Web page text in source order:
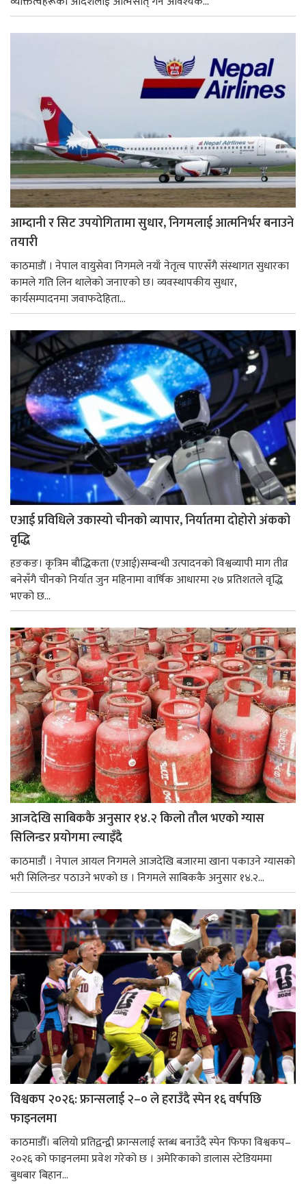
आम्दानी र सिट उपयोगितामा सुधार, निगमलाई आत्मनिर्भर बनाउने
तयारी
काठमाडाैं । नेपाल वायुसेवा निगमले नयाँ नेतृत्व पाएसँगै संस्थागत सुधारका
कामले गति लिन थालेको जनाएको छ। व्यवस्थापकीय सुधार,
कार्यसम्पादनमा जवाफदेहिता...
एआई प्रविधिले उकास्यो चीनको व्यापार, निर्यातमा दोहोरो अंकको
वृद्धि
हङकङ। कृत्रिम बौद्धिकता (एआई)सम्बन्धी उत्पादनको विश्वव्यापी माग तीव्र
बनेसँगै चीनको निर्यात जुन महिनामा वार्षिक आधारमा २७ प्रतिशतले वृद्धि
भएको छ...
आजदेखि साबिककै अनुसार १४.२ किलो तौल भएको ग्यास
सिलिन्डर प्रयोगमा ल्याइँदै
काठमाडौं । नेपाल आयल निगमले आजदेखि बजारमा खाना पकाउने ग्यासको
भरी सिलिन्डर पठाउने भएको छ । निगमले साबिककै अनुसार १४.२...
विश्वकप २०२६: फ्रान्सलाई २–० ले हराउँदै स्पेन १६ वर्षपछि
फाइनलमा
काठमाडौँ। बलियो प्रतिद्वन्द्वी फ्रान्सलाई स्तब्ध बनाउँदै स्पेन फिफा विश्वकप–
२०२६ को फाइनलमा प्रवेश गरेको छ । अमेरिकाको डालास स्टेडियममा
बुधबार बिहान...